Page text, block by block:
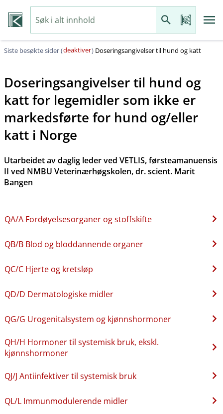
Siste besøkte sider (deaktiver) Doseringsangivelser til hund og katt
Doseringsangivelser til hund og
katt for legemidler som ikke er
markedsførte for hund og​/​eller
katt i Norge
Utarbeidet av daglig leder ved VETLIS, førsteamanuensis
II ved NMBU Veterinærhøgskolen, dr. scient. Marit
Bangen
QA​/​A Fordøyelsesorganer og stoffskifte
QB​/​B Blod og bloddannende organer
QC​/​C Hjerte og kretsløp
QD​/​D Dermatologiske midler
QG​/​G Urogenitalsystem og kjønnshormoner
QH​/​H Hormoner til systemisk bruk, ekskl.
kjønnshormoner
QJ​/​J Antiinfektiver til systemisk bruk
QL​/​L Immunmodulerende midler